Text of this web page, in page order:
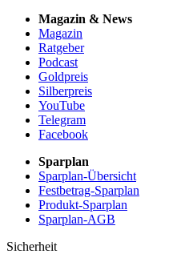
Magazin & News
Magazin
Ratgeber
Podcast
Goldpreis
Silberpreis
YouTube
Telegram
Facebook
Sparplan
Sparplan-Übersicht
Festbetrag-Sparplan
Produkt-Sparplan
Sparplan-AGB
Sicherheit